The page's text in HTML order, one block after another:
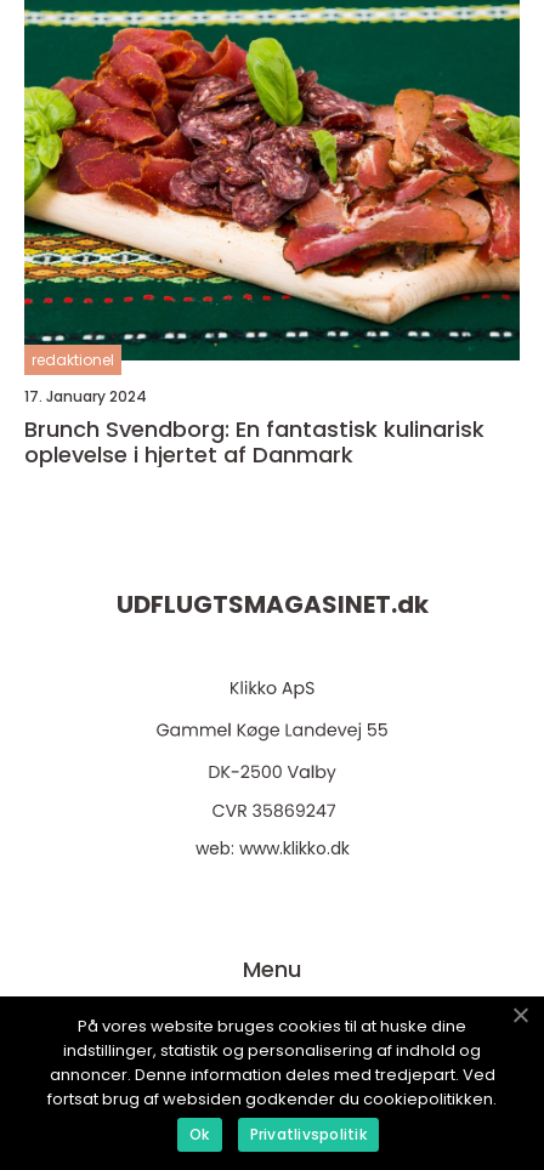
redaktionel
17. January 2024
Brunch Svendborg: En fantastisk kulinarisk
oplevelse i hjertet af Danmark
UDFLUGTSMAGASINET.dk
web: www.klikko.dk
Menu
Annoncering
Om os
Cookies
På vores website bruges cookies til at huske dine
indstillinger, statistik og personalisering af indhold og
annoncer. Denne information deles med tredjepart. Ved
fortsat brug af websiden godkender du cookiepolitikken.
Ok Privatlivspolitik